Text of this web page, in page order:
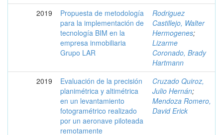
2019
Propuesta de metodología
para la implementación de
tecnología BIM en la
empresa inmobiliaria
Grupo LAR
Rodriguez
Castillejo, Walter
Hermogenes;
Lizarme
Coronado, Brady
Hartmann
2019
Evaluación de la precisión
planimétrica y altimétrica
en un levantamiento
fotogramétrico realizado
por un aeronave piloteada
remotamente
Cruzado Quiroz,
Julio Hernán;
Mendoza Romero,
David Erick